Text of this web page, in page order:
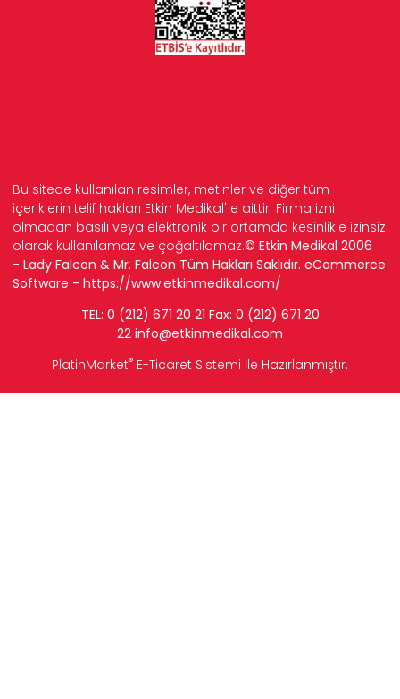
Bu sitede kullanılan resimler, metinler ve diğer tüm
içeriklerin telif hakları Etkin Medikal' e aittir. Firma izni
olmadan basılı veya elektronik bir ortamda kesinlikle izinsiz
olarak kullanılamaz ve çoğaltılamaz.© Etkin Medikal 2006
- Lady Falcon & Mr. Falcon Tüm Hakları Saklıdır. eCommerce
Software - https://www.etkinmedikal.com/
TEL: 0 (212) 671 20 21 Fax: 0 (212) 671 20
22 info@etkinmedikal.com
PlatinMarket® E-Ticaret Sistemi İle Hazırlanmıştır.